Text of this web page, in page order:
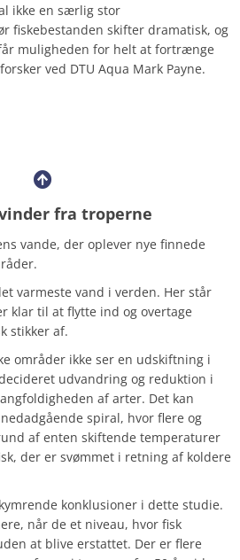
ikke en særlig stor
fiskebestanden skifter dramatisk, og
muligheden for helt at fortrænge
ved DTU Aqua Mark Payne.
fra troperne
vande, der oplever nye finnede
varmeste vand i verden. Her står
klar til at flytte ind og overtage
stikker af.
områder ikke ser en udskiftning i
udvandring og reduktion i
af arter. Det kan
spiral, hvor flere og
af enten skiftende temperaturer
der er svømmet i retning af koldere
konklusioner i dette studie.
når de et niveau, hvor fisk
at blive erstattet. Der er flere